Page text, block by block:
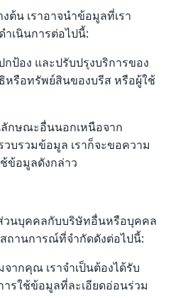
ต้น เราอาจนำข้อมูลที่เรา
ำเนินการต่อไปนี้:
กป้อง และปรับปรุงบริการของ
หรือทรัพย์สินของบรีส หรือผู้ใช้
กษณะอื่นนอกเหนือจาก
วบรวมข้อมูล เราก็จะขอความ
ข้อมูลดังกล่าว
วนบุคคลกับบริษัทอื่นหรือบุคคล
ถานการณ์ที่จำกัดดังต่อไปนี้:
ากคุณ เราจำเป็นต้องได้รับ
รใช้ข้อมูลที่ละเอียดอ่อนร่วม